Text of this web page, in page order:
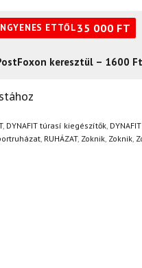
ETTŐL35 000 FT
keresztül – 1600 Ft
gond – a terméket
, DYNAFIT túrasí kiegészítők,
, RUHÁZAT, Zoknik, Zoknik,